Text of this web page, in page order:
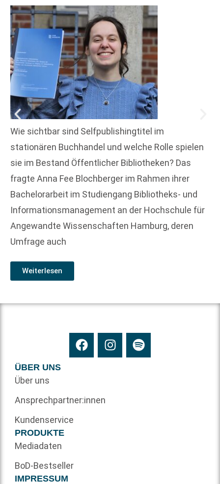
Wie sichtbar sind Selfpublishingtitel im
stationären Buchhandel und welche Rolle spielen
sie im Bestand Öffentlicher Bibliotheken? Das
fragte Anna Fee Blochberger im Rahmen ihrer
Bachelorarbeit im Studiengang Bibliotheks- und
Informationsmanagement an der Hochschule für
Angewandte Wissenschaften Hamburg, deren
Umfrage auch
Weiterlesen
ÜBER UNS
Über uns
Ansprechpartner:innen
Kundenservice
PRODUKTE
Mediadaten
BoD-Bestseller
IMPRESSUM